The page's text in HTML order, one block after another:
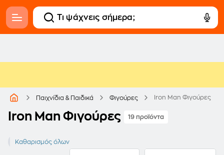
Παιχνίδια & Παιδικά Φιγούρες Iron Man Φιγούρες
Iron Man Φιγούρες 19 προϊόντα
Iron Man
Καθαρισμός όλων